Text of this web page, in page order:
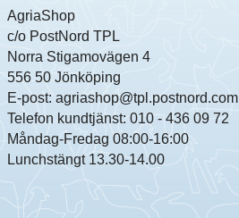
AgriaShop
c/o PostNord TPL
Norra Stigamovägen 4
556 50 Jönköping
E-post: agriashop@tpl.postnord.com
Telefon kundtjänst: 010 - 436 09 72
Måndag-Fredag 08:00-16:00
Lunchstängt 13.30-14.00